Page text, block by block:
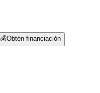
💰Obtén financiación